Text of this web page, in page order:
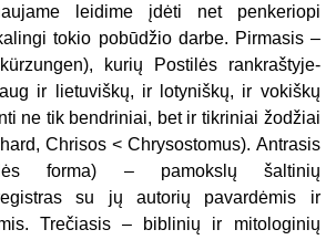
leidime įdėti net penkeriopi
tokio pobūdžio darbe. Pirmasis –
kurių Postilės rankraštyje-
ir lietuviškų, ir lotyniškų, ir vokiškų
ne tik bendriniai, bet ir tikriniai žodžiai
Chrisos < Chrysostomus). Antrasis
forma) – pamokslų šaltinių
su jų autorių pavardėmis ir
Trečiasis – biblinių ir mitologinių